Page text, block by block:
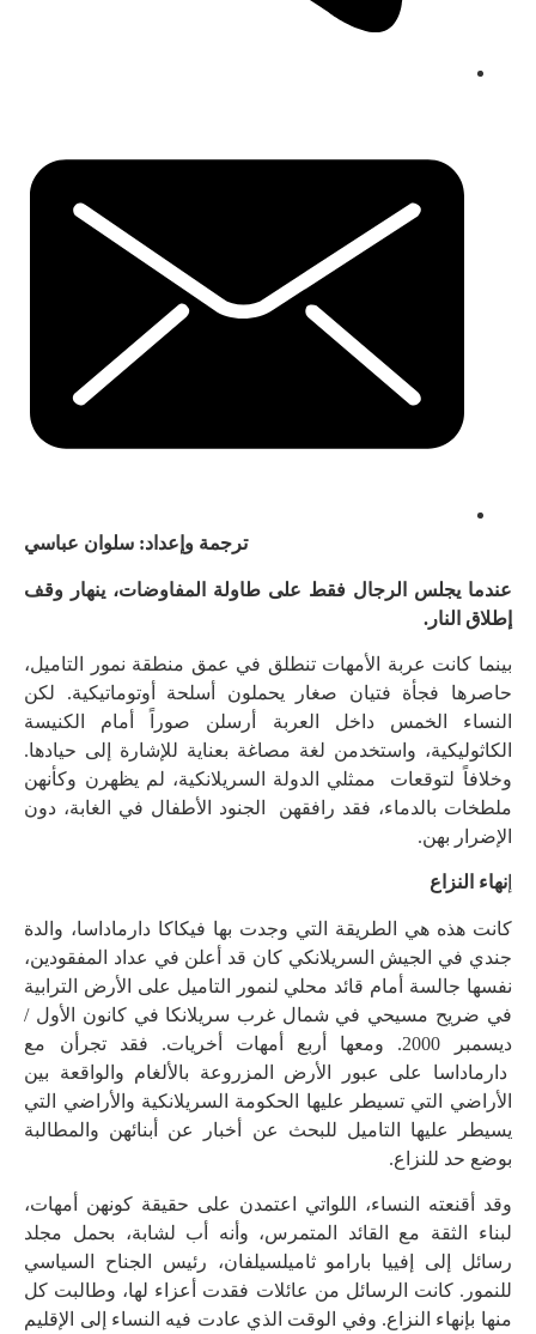
ترجمة وإعداد: سلوان عباسي
عندما يجلس الرجال فقط على طاولة المفاوضات، ينهار وقف
إطلاق النار.
بينما كانت عربة الأمهات تنطلق في عمق منطقة نمور التاميل،
حاصرها فجأة فتيان صغار يحملون أسلحة أوتوماتيكية. لكن
النساء الخمس داخل العربة أرسلن صوراً أمام الكنيسة
الكاثوليكية، واستخدمن لغة مصاغة بعناية للإشارة إلى حيادها.
وخلافاً لتوقعات ممثلي الدولة السريلانكية، لم يظهرن وكأنهن
ملطخات بالدماء، فقد رافقهن الجنود الأطفال في الغابة، دون
الإضرار بهن.
إنهاء النزاع
كانت هذه هي الطريقة التي وجدت بها فيكاكا دارماداسا، والدة
جندي في الجيش السريلانكي كان قد أعلن في عداد المفقودين،
نفسها جالسة أمام قائد محلي لنمور التاميل على الأرض الترابية
في ضريح مسيحي في شمال غرب سريلانكا في كانون الأول /
ديسمبر 2000. ومعها أربع أمهات أخريات. فقد تجرأن مع
دارماداسا على عبور الأرض المزروعة بالألغام والواقعة بين
الأراضي التي تسيطر عليها الحكومة السريلانكية والأراضي التي
يسيطر عليها التاميل للبحث عن أخبار عن أبنائهن والمطالبة
بوضع حد للنزاع.
وقد أقنعته النساء، اللواتي اعتمدن على حقيقة كونهن أمهات،
لبناء الثقة مع القائد المتمرس، وأنه أب لشابة، بحمل مجلد
رسائل إلى إفييا بارامو ثاميلسيلفان، رئيس الجناح السياسي
للنمور. كانت الرسائل من عائلات فقدت أعزاء لها، وطالبت كل
منها بإنهاء النزاع. وفي الوقت الذي عادت فيه النساء إلى الإقليم